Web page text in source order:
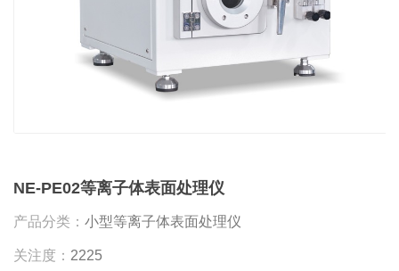
NE-PE02等离子体表面处理仪
产品分类： 小型等离子体表面处理仪
关注度： 2225